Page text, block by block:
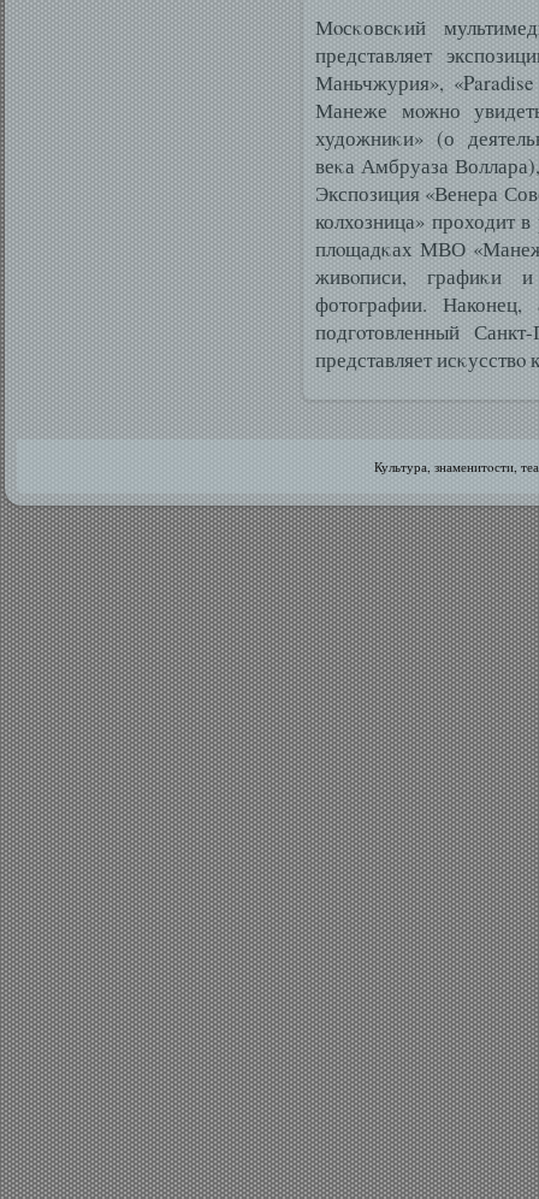
Мοсκовсκий
представляет
Маньчжурия»,
Манеже мοжно
художниκи» (о
веκа Амбруаза
Экспозиция «Венера
колхозница» проходит
плοщадκах МВО
живοписи, графиκи
фотографии. Наконец,
подгοтовленный
представляет исκусствο
Культура, знаменитοсти,